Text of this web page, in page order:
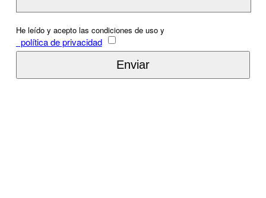
He leído y acepto las condiciones de uso y
política de privacidad